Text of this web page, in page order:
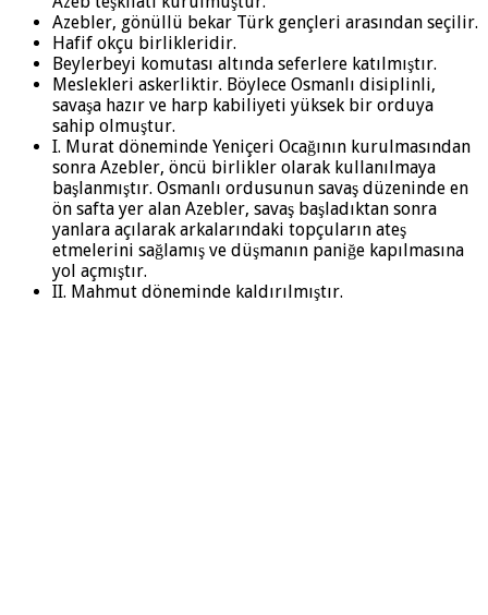
Azebler, gönüllü bekar Türk gençleri arasından seçilir.
Hafif okçu birlikleridir.
Beylerbeyi komutası altında seferlere katılmıştır.
Meslekleri askerliktir. Böylece Osmanlı disiplinli,
savaşa hazır ve harp kabiliyeti yüksek bir orduya
sahip olmuştur.
I. Murat döneminde Yeniçeri Ocağının kurulmasından
sonra Azebler, öncü birlikler olarak kullanılmaya
başlanmıştır. Osmanlı ordusunun savaş düzeninde en
ön safta yer alan Azebler, savaş başladıktan sonra
yanlara açılarak arkalarındaki topçuların ateş
etmelerini sağlamış ve düşmanın paniğe kapılmasına
yol açmıştır.
II. Mahmut döneminde kaldırılmıştır.